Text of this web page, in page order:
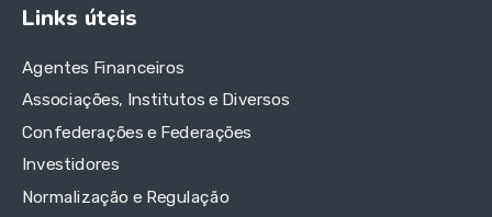
Links úteis
Agentes Financeiros
Associações, Institutos e Diversos
Confederações e Federações
Investidores
Normalização e Regulação